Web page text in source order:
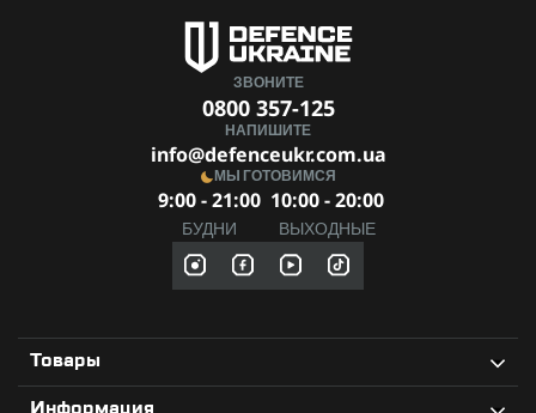
ЗВОНИТЕ
0800 357-125
НАПИШИТЕ
info@defenceukr.com.ua
МЫ ГОТОВИМСЯ
9:00 - 21:00
БУДНИ
10:00 - 20:00
ВЫХОДНЫЕ
Товары